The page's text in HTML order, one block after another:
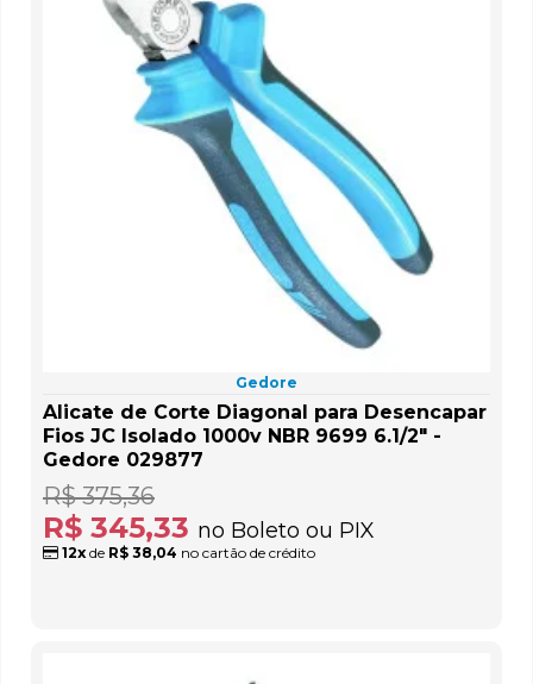
Gedore
Alicate de Corte Diagonal para Desencapar
Fios JC Isolado 1000v NBR 9699 6.1/2" -
Gedore 029877
R$ 345,33 no Boleto ou PIX
R$ 375,36
12x de R$ 38,04 no cartão de crédito